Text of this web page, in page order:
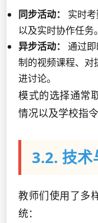
同步活动：
实时
以及实时协作任务。
异步活动：
通过
制的视频课程、对
进讨论。
模式的选择通常
情况以及学校指令
3.2. 技术
教师们使用了多
统：